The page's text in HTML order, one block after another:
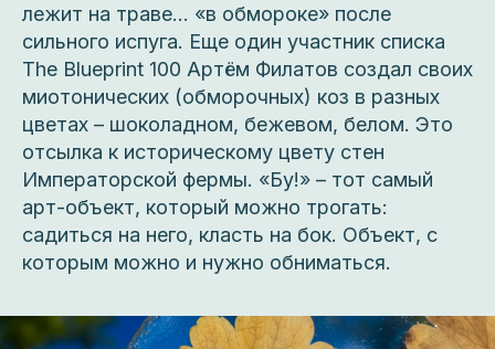
лежит на траве… «в обмороке» после
сильного испуга. Еще один участник списка
The Blueprint 100 Артём Филатов создал своих
миотонических (обморочных) коз в разных
цветах – шоколадном, бежевом, белом. Это
отсылка к историческому цвету стен
Императорской фермы. «Бу!» – тот самый
арт-объект, который можно трогать:
садиться на него, класть на бок. Объект, с
которым можно и нужно обниматься.